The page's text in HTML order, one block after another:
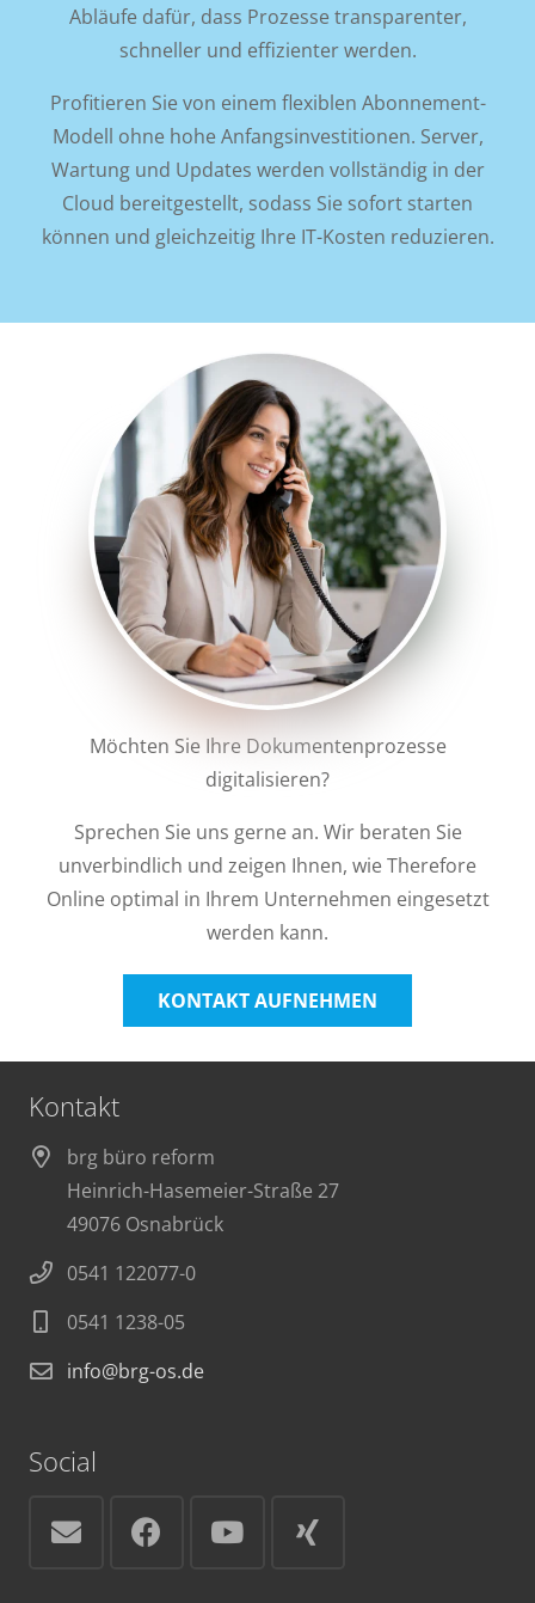
Abläufe dafür, dass Prozesse transparenter,
schneller und effizienter werden.
Profitieren Sie von einem flexiblen Abonnement-
Modell ohne hohe Anfangsinvestitionen. Server,
Wartung und Updates werden vollständig in der
Cloud bereitgestellt, sodass Sie sofort starten
können und gleichzeitig Ihre IT-Kosten reduzieren.
Möchten Sie Ihre Dokumentenprozesse
digitalisieren?
Sprechen Sie uns gerne an. Wir beraten Sie
unverbindlich und zeigen Ihnen, wie Therefore
Online optimal in Ihrem Unternehmen eingesetzt
werden kann.
KONTAKT AUFNEHMEN
Kontakt
brg büro reform
Heinrich-Hasemeier-Straße 27
49076 Osnabrück
0541 122077-0
0541 1238-05
info@brg-os.de
Social